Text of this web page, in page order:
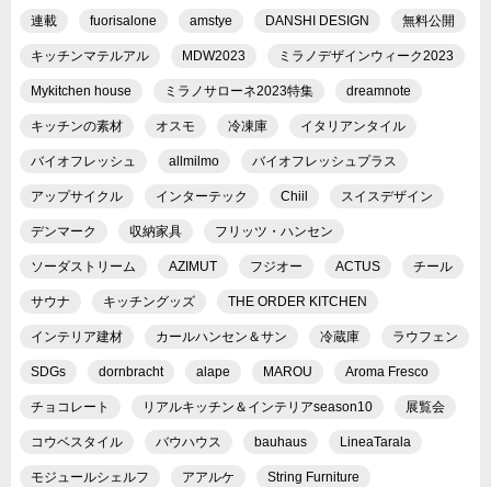
連載 fuorisalone amstye DANSHI DESIGN 無料公開
キッチンマテルアル MDW2023 ミラノデザインウィーク2023
Mykitchen house ミラノサローネ2023特集 dreamnote
キッチンの素材 オスモ 冷凍庫 イタリアンタイル
バイオフレッシュ allmilmo バイオフレッシュプラス
アップサイクル インターテック Chiil スイスデザイン
デンマーク 収納家具 フリッツ・ハンセン
ソーダストリーム AZIMUT フジオー ACTUS チール
サウナ キッチングッズ THE ORDER KITCHEN
インテリア建材 カールハンセン＆サン 冷蔵庫 ラウフェン
SDGs dornbracht alape MAROU Aroma Fresco
チョコレート リアルキッチン＆インテリアseason10 展覧会
コウベスタイル バウハウス bauhaus LineaTarala
モジュールシェルフ アアルケ String Furniture